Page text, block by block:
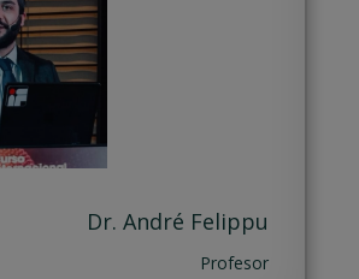
Dr. André Felippu
Profesor